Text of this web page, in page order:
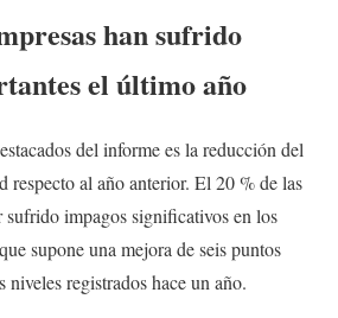
han sufrido
el último año
del informe es la reducción del
respecto al año anterior. El 20 % de las
sufrido impagos significativos en los
supone una mejora de seis puntos
niveles registrados hace un año.